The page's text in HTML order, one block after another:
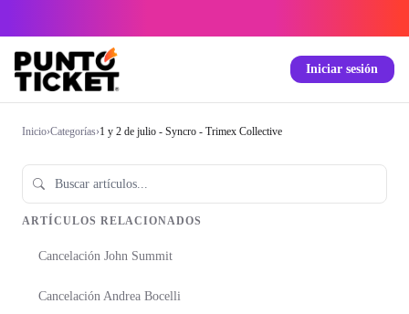
Iniciar sesión
Inicio›Categorías›1 y 2 de julio - Syncro - Trimex Collective
ARTÍCULOS RELACIONADOS
Cancelación John Summit
Cancelación Andrea Bocelli